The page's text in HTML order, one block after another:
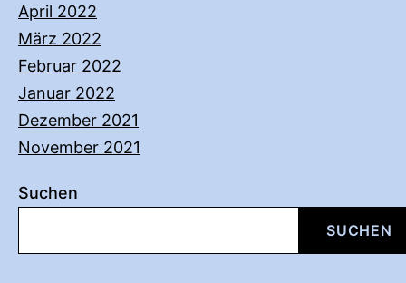
April 2022
März 2022
Februar 2022
Januar 2022
Dezember 2021
November 2021
Suchen
SUCHEN